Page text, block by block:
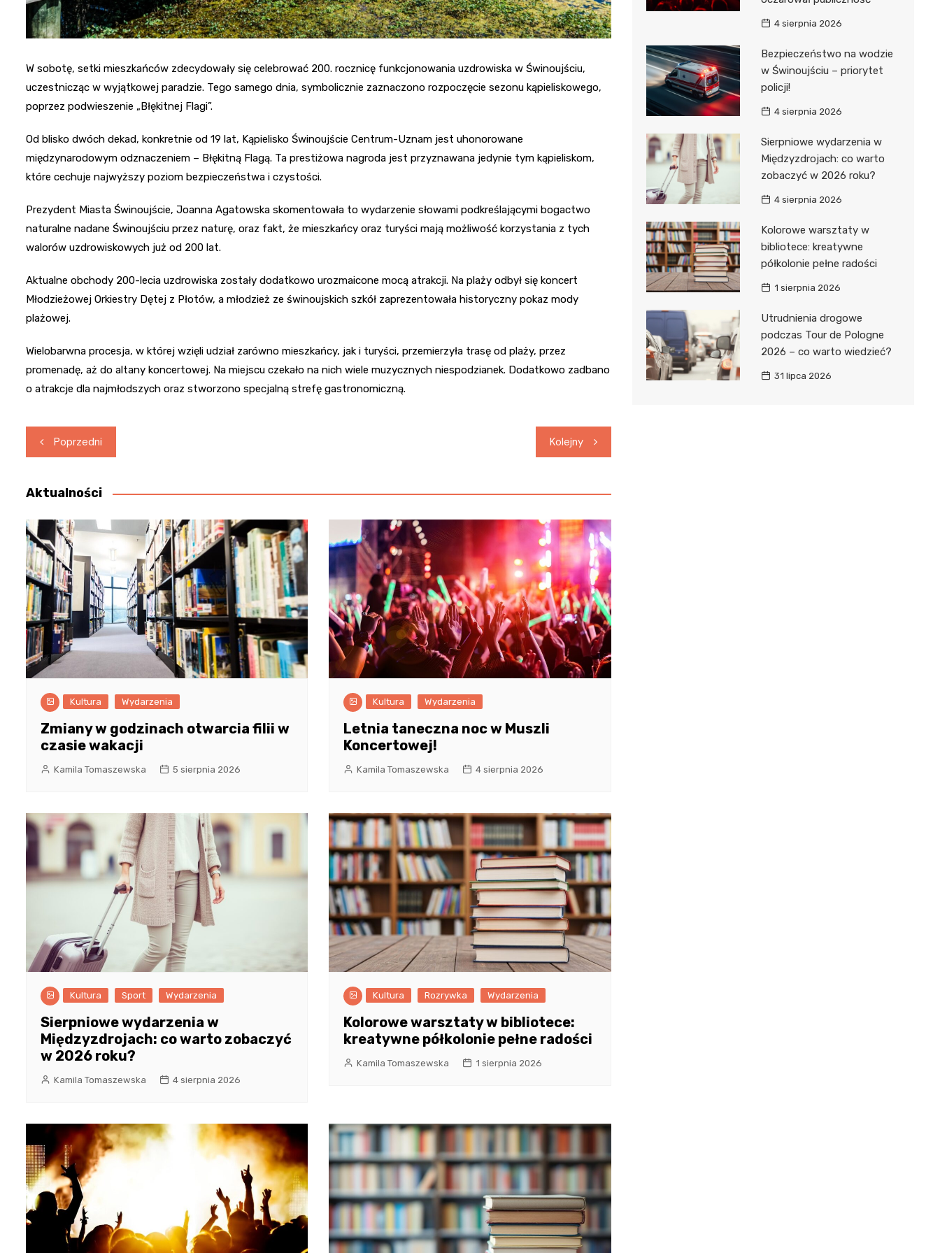
W sobotę, setki mieszkańców zdecydowały się celebrować 200. rocznicę funkcjonowania uzdrowiska w Świnoujściu,
uczestnicząc w wyjątkowej paradzie. Tego samego dnia, symbolicznie zaznaczono rozpoczęcie sezonu kąpieliskowego,
poprzez podwieszenie „Błękitnej Flagi”.
Od blisko dwóch dekad, konkretnie od 19 lat, Kąpielisko Świnoujście Centrum-Uznam jest uhonorowane
międzynarodowym odznaczeniem – Błękitną Flagą. Ta prestiżowa nagroda jest przyznawana jedynie tym kąpieliskom,
które cechuje najwyższy poziom bezpieczeństwa i czystości.
Prezydent Miasta Świnoujście, Joanna Agatowska skomentowała to wydarzenie słowami podkreślającymi bogactwo
naturalne nadane Świnoujściu przez naturę, oraz fakt, że mieszkańcy oraz turyści mają możliwość korzystania z tych
walorów uzdrowiskowych już od 200 lat.
Aktualne obchody 200-lecia uzdrowiska zostały dodatkowo urozmaicone mocą atrakcji. Na plaży odbył się koncert
Młodzieżowej Orkiestry Dętej z Płotów, a młodzież ze świnoujskich szkół zaprezentowała historyczny pokaz mody
plażowej.
Wielobarwna procesja, w której wzięli udział zarówno mieszkańcy, jak i turyści, przemierzyła trasę od plaży, przez
promenadę, aż do altany koncertowej. Na miejscu czekało na nich wiele muzycznych niespodzianek. Dodatkowo zadbano
o atrakcje dla najmłodszych oraz stworzono specjalną strefę gastronomiczną.
Nawigacja
wpisu
Poprzedni Kolejny
Aktualności
Kultura Wydarzenia
Zmiany w godzinach otwarcia filii w
czasie wakacji
Kamila Tomaszewska 5 sierpnia 2026
Kultura Wydarzenia
Letnia taneczna noc w Muszli
Koncertowej!
Kamila Tomaszewska 4 sierpnia 2026
Kultura Sport Wydarzenia
Sierpniowe wydarzenia w
Międzyzdrojach: co warto zobaczyć
w 2026 roku?
Kamila Tomaszewska 4 sierpnia 2026
Kultura Rozrywka Wydarzenia
Kolorowe warsztaty w bibliotece:
kreatywne półkolonie pełne radości
Kamila Tomaszewska 1 sierpnia 2026
4 sierpnia 2026
Bezpieczeństwo na wodzie
w Świnoujściu – priorytet
policji!
4 sierpnia 2026
Sierpniowe wydarzenia w
Międzyzdrojach: co warto
zobaczyć w 2026 roku?
4 sierpnia 2026
Kolorowe warsztaty w
bibliotece: kreatywne
półkolonie pełne radości
1 sierpnia 2026
Utrudnienia drogowe
podczas Tour de Pologne
2026 – co warto wiedzieć?
31 lipca 2026